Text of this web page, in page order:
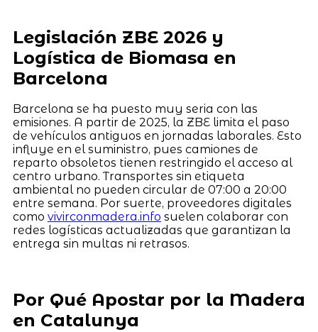
Legislación ZBE 2026 y
Logística de Biomasa en
Barcelona
Barcelona se ha puesto muy seria con las
emisiones. A partir de 2025, la ZBE limita el paso
de vehículos antiguos en jornadas laborales. Esto
influye en el suministro, pues camiones de
reparto obsoletos tienen restringido el acceso al
centro urbano. Transportes sin etiqueta
ambiental no pueden circular de 07:00 a 20:00
entre semana. Por suerte, proveedores digitales
como vivirconmadera.info suelen colaborar con
redes logísticas actualizadas que garantizan la
entrega sin multas ni retrasos.
Por Qué Apostar por la Madera
en Catalunya